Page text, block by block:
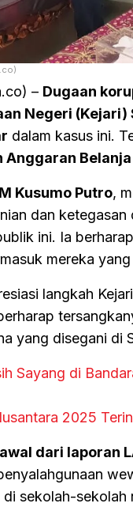
– Dugaan
Negeri (Kejari)
dalam kasus ini.
Belanja
Kusumo Putro,
dan
ini. Ia
mereka
langkah
yang disegani di
Sayang di
2025
dari laporan
di sekolah-sekolah